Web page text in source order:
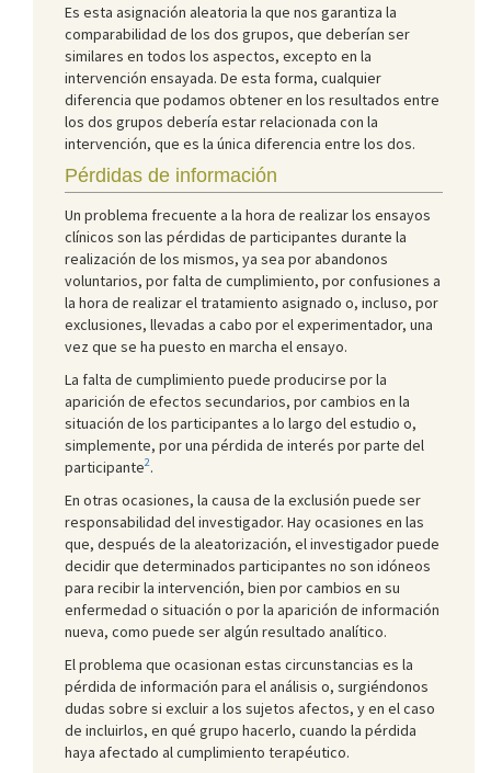
Es esta asignación aleatoria la que nos garantiza la
comparabilidad de los dos grupos, que deberían ser
similares en todos los aspectos, excepto en la
intervención ensayada. De esta forma, cualquier
diferencia que podamos obtener en los resultados entre
los dos grupos debería estar relacionada con la
intervención, que es la única diferencia entre los dos.
Pérdidas de información
Un problema frecuente a la hora de realizar los ensayos
clínicos son las pérdidas de participantes durante la
realización de los mismos, ya sea por abandonos
voluntarios, por falta de cumplimiento, por confusiones a
la hora de realizar el tratamiento asignado o, incluso, por
exclusiones, llevadas a cabo por el experimentador, una
vez que se ha puesto en marcha el ensayo.
La falta de cumplimiento puede producirse por la
aparición de efectos secundarios, por cambios en la
situación de los participantes a lo largo del estudio o,
simplemente, por una pérdida de interés por parte del
participante2.
En otras ocasiones, la causa de la exclusión puede ser
responsabilidad del investigador. Hay ocasiones en las
que, después de la aleatorización, el investigador puede
decidir que determinados participantes no son idóneos
para recibir la intervención, bien por cambios en su
enfermedad o situación o por la aparición de información
nueva, como puede ser algún resultado analítico.
El problema que ocasionan estas circunstancias es la
pérdida de información para el análisis o, surgiéndonos
dudas sobre si excluir a los sujetos afectos, y en el caso
de incluirlos, en qué grupo hacerlo, cuando la pérdida
haya afectado al cumplimiento terapéutico.